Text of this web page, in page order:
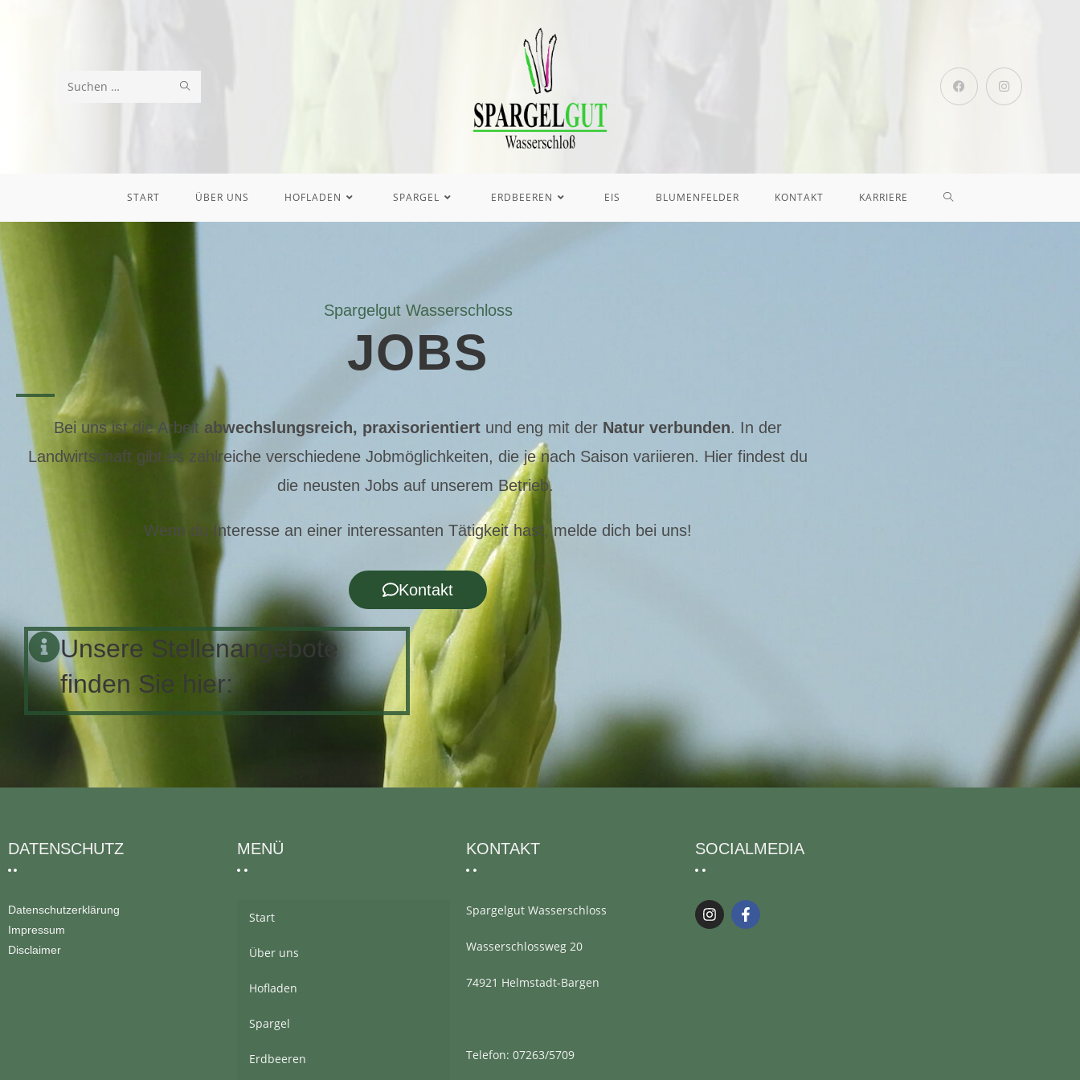
Diese
START ÜBER UNS HOFLADEN SPARGEL ERDBEEREN EIS BLUMENFELDER KONTAKT KARRIERE
Spargelgut Wasserschloss
JOBS
Bei uns ist die Arbeit abwechslungsreich, praxisorientiert und eng mit der Natur verbunden. In der
Landwirtschaft gibt es zahlreiche verschiedene Jobmöglichkeiten, die je nach Saison variieren. Hier findest du
die neusten Jobs auf unserem Betrieb.
Wenn du Interesse an einer interessanten Tätigkeit hast, melde dich bei uns!
Kontakt
Unsere Stellenangebote
finden Sie hier:
DATENSCHUTZ
Datenschutzerklärung
Impressum
Disclaimer
MENÜ
Start
Über uns
Hofladen
Spargel
Erdbeeren
KONTAKT
Spargelgut Wasserschloss
Wasserschlossweg 20
74921 Helmstadt-Bargen
Telefon: 07263/5709
SOCIALMEDIA